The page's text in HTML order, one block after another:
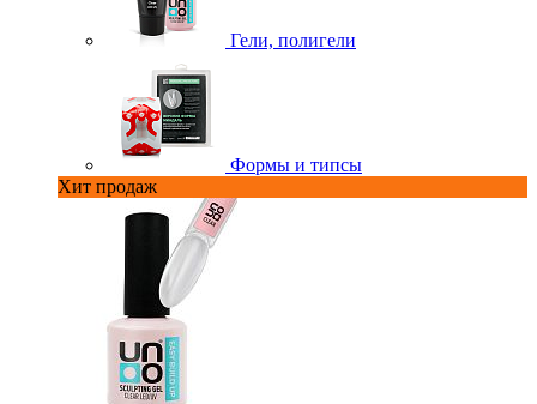
Гели, полигели
Формы и типсы
Хит продаж